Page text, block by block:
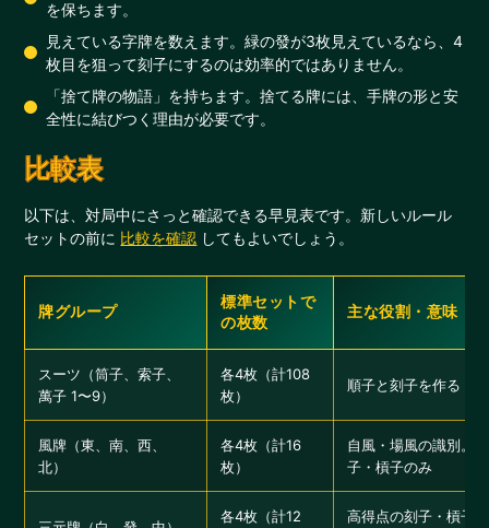
を保ちます。
見えている字牌を数えます。緑の發が3枚見えているなら、4
枚目を狙って刻子にするのは効率的ではありません。
「捨て牌の物語」を持ちます。捨てる牌には、手牌の形と安
全性に結びつく理由が必要です。
比較表
以下は、対局中にさっと確認できる早見表です。新しいルール
セットの前に 比較を確認 してもよいでしょう。
牌グループ
標準セットで
の枚数
主な役割・意味
スーツ（筒子、索子、
萬子 1〜9）
各4枚（計108
枚）
順子と刻子を作る
風牌（東、南、西、
北）
各4枚（計16
枚）
自風・場風の識別。刻
子・槓子のみ
各4枚（計12
高得点の刻子・槓子